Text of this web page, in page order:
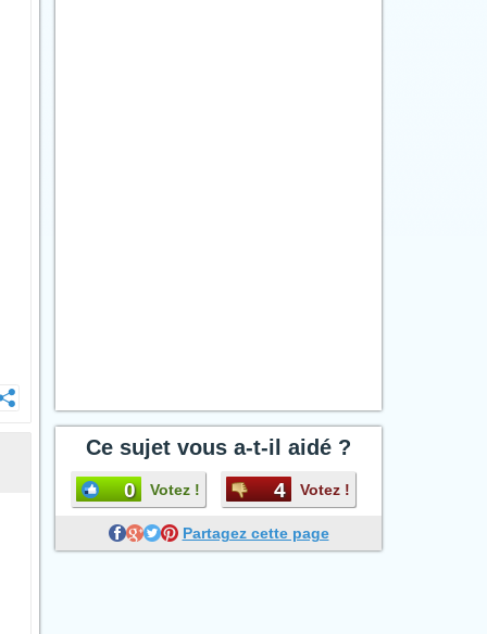
Ce sujet vous a-t-il aidé ?
0 Votez ! 4 Votez !
Partagez cette page